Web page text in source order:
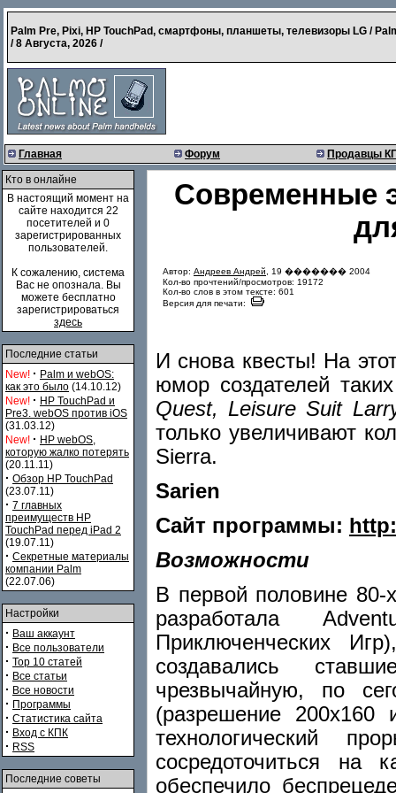
Palm Pre, Pixi, HP TouchPad, смартфоны, планшеты, телевизоры LG /
/8 Августа, 2026 /
Главная Форум Продавцы
Кто в онлайне
В настоящий момент на
сайте находится 22
посетителей и 0
зарегистрированных
пользователей.
К сожалению, система
Вас не опознала. Вы
можете бесплатно
зарегистрироваться
здесь
Последние статьи
New! · Palm и webOS:
как это было (14.10.12)
New! · HP TouchPad и
Pre3. webOS против iOS
(31.03.12)
New! · HP webOS,
которую жалко потерять
(20.11.11)
· Обзор HP TouchPad
(23.07.11)
· 7 главных
преимуществ HP
TouchPad перед iPad 2
(19.07.11)
· Секретные материалы
компании Palm
(22.07.06)
Настройки
· Ваш аккаунт
· Все пользователи
· Top 10 статей
· Все статьи
· Все новости
· Программы
· Статистика сайта
· Вход с КПК
· RSS
Последние советы
Современные
Автор: Андреев Андрей , 19 ������� 2004
Кол-во прочтений/просмотров: 19172
Кол-во слов в этом тексте: 601
Версия для печати:
И снова квесты! На
юмор создателей
Quest, Leisure Suit
только увеличивают
Sierra.
Sarien
Сайт программы:
Возможности
В первой половине 80-
разработала
Приключенческих
создавались
чрезвычайную, по
(разрешение
технологический
сосредоточиться на
обеспечило